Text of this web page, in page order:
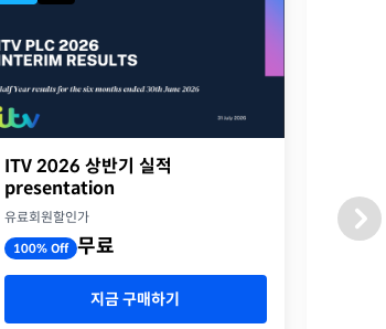
ITV 2026 상반기 실적
presentation
유료회원할인가
100% Off 무료
지금 구매하기
유료회원